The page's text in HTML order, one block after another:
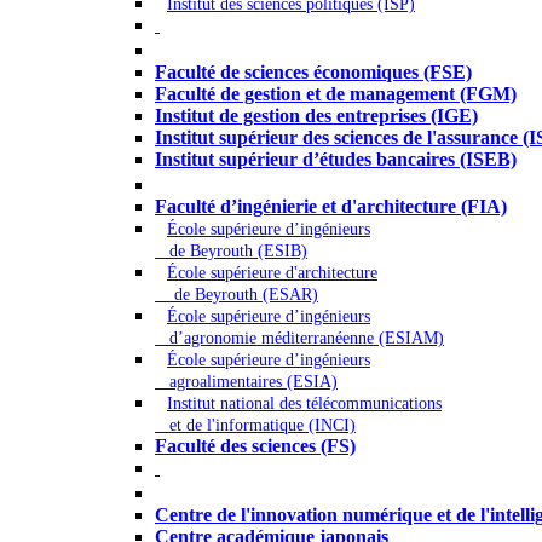
Institut des sciences politiques (ISP)
Faculté de sciences économiques (FSE)
Faculté de gestion et de management (FGM)
Institut de gestion des entreprises (IGE)
Institut supérieur des sciences de l'assurance
Institut supérieur d’études bancaires (ISEB)
Faculté d’ingénierie et d'architecture (FIA)
École supérieure d’ingénieurs
de Beyrouth (ESIB)
École supérieure d'architecture
de Beyrouth (ESAR)
École supérieure d’ingénieurs
d’agronomie méditerranéenne (ESIAM)
École supérieure d’ingénieurs
agroalimentaires (ESIA)
Institut national des télécommunications
et de l'informatique (INCI)
Faculté des sciences (FS)
Centre de l'innovation numérique et de
Centre académique japonais